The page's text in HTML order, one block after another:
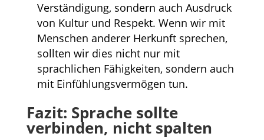
Verständigung, sondern auch Ausdruck
von Kultur und Respekt. Wenn wir mit
Menschen anderer Herkunft sprechen,
sollten wir dies nicht nur mit
sprachlichen Fähigkeiten, sondern auch
mit Einfühlungsvermögen tun.
Fazit: Sprache sollte
verbinden, nicht spalten